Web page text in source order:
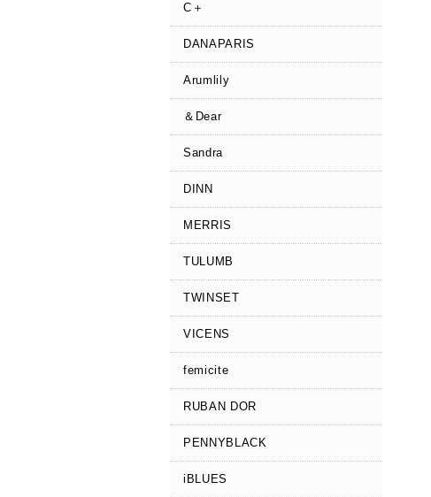
C＋
DANAPARIS
Arumlily
＆Dear
Sandra
DINN
MERRIS
TULUMB
TWINSET
VICENS
femicite
RUBAN DOR
PENNYBLACK
iBLUES